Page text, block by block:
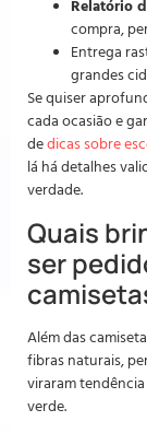
Relatório
compra,
Entrega
grandes
Se quiser
cada ocasião e
dedicas sobre
lá há detalhes
verdade.
Quais
ser
Além das
fibras naturais,
viraram
verde.